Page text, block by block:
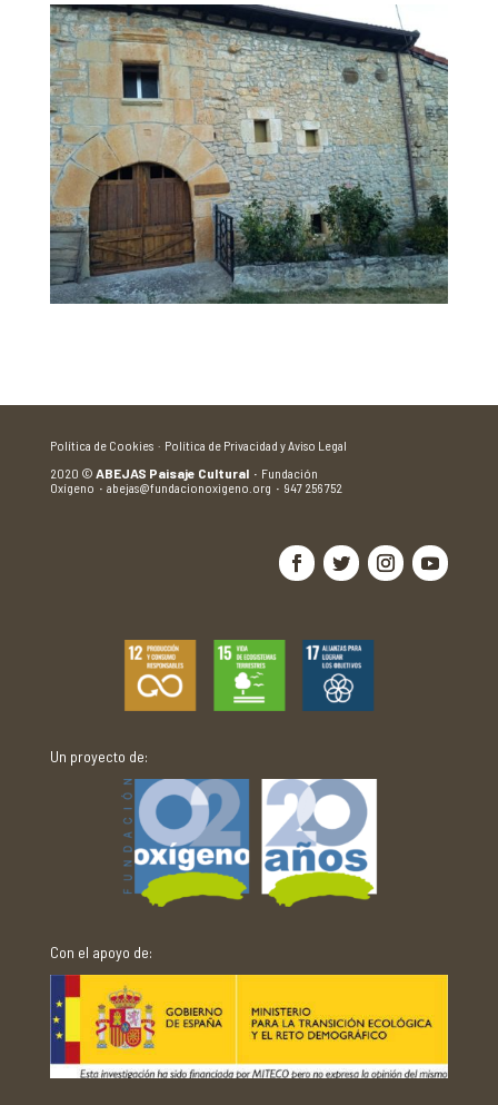
Política de Cookies · Política de Privacidad y Aviso Legal
2020 © ABEJAS Paisaje Cultural · Fundación
Oxígeno · abejas@fundacionoxigeno.org · 947 256 752
Un proyecto de:
Con el apoyo de: